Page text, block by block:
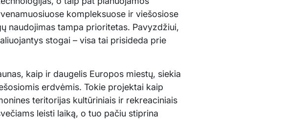
kompleksuose ir viešosiose
naudojimas tampa prioritetas. Pavyzdžiui,
stogai – visa tai prisideda prie
kaip ir daugelis Europos miestų, siekia
erdvėmis. Tokie projektai kaip
teritorijas kultūriniais ir rekreaciniais
leisti laiką, o tuo pačiu stiprina